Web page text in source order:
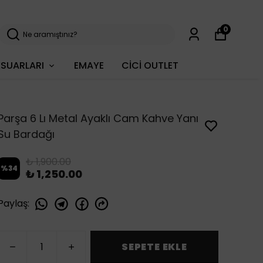
EMAYE CİCİ OUTLET
0
6 Lı Metal Ayaklı Cam Kahve Yanı
Bardağı
%34 ₺ 1,900.00
₺ 1,250.00
:
SEPETE EKLE